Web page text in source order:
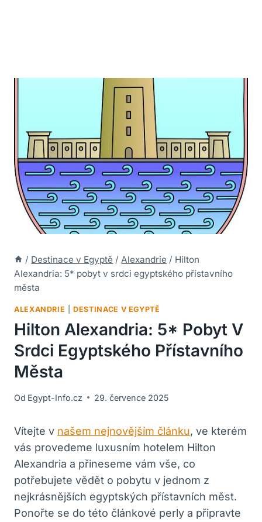
/ Destinace v Egyptě / Alexandrie / Hilton
Alexandria: 5* pobyt v srdci egyptského přístavního
města
ALEXANDRIE |DESTINACE V EGYPTĚ
Hilton Alexandria: 5* Pobyt V
Srdci Egyptského Přístavního
Města
Od Egypt-Info.cz 29. července 2025
Vítejte v našem nejnovějším článku, ve kterém
vás provedeme luxusním hotelem Hilton
Alexandria a přineseme vám vše, co
potřebujete vědět o pobytu v jednom z
nejkrásnějších egyptských přístavních měst.
Ponořte se do této článkové perly a připravte